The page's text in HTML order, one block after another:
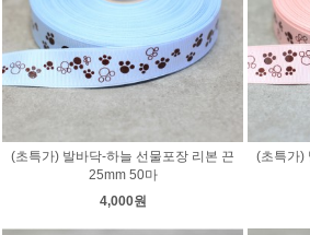
(초특가) 발바닥-하늘 선물포장 리본 끈
25mm 50마
4,000원
(초특가)